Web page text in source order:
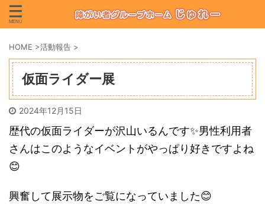
HOME >活動報告 >
仮面ライダー展
2024年12月15日
歴代の仮面ライダーが沢山いるんです✨男性利用者
さんはこのようなイベントがやっぱり好きですよね
😊
興奮して展示物をご覧になっていました😊